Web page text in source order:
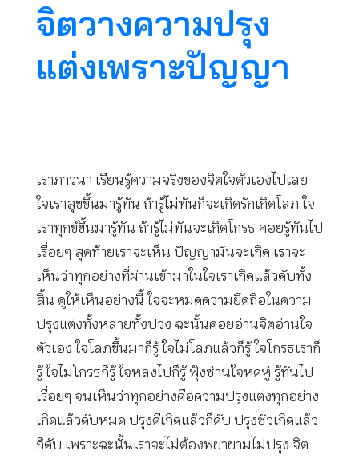
จิตวางความปรุง
แต่งเพราะปัญญา
เราภาวนา เรียนรู้ความจริงของจิตใจตัวเองไปเลย
ใจเราสุขขึ้นมารู้ทัน ถ้ารู้ไม่ทันก็จะเกิดรักเกิดโลภ ใจ
เราทุกข์ขึ้นมารู้ทัน ถ้ารู้ไม่ทันจะเกิดโกรธ คอยรู้ทันไป
เรื่อยๆ สุดท้ายเราจะเห็น ปัญญามันจะเกิด เราจะ
เห็นว่าทุกอย่างที่ผ่านเข้ามาในใจเราเกิดแล้วดับทั้ง
สิ้น ดูให้เห็นอย่างนี้ ใจจะหมดความยึดถือในความ
ปรุงแต่งทั้งหลายทั้งปวง ฉะนั้นคอยอ่านจิตอ่านใจ
ตัวเอง ใจโลภขึ้นมาก็รู้ ใจไม่โลภแล้วก็รู้ ใจโกรธเราก็
รู้ ใจไม่โกรธก็รู้ ใจหลงไปก็รู้ ฟุ้งซ่านใจหดหู่ รู้ทันไป
เรื่อยๆ จนเห็นว่าทุกอย่างคือความปรุงแต่งทุกอย่าง
เกิดแล้วดับหมด ปรุงดีเกิดแล้วก็ดับ ปรุงชั่วเกิดแล้ว
ก็ดับ เพราะฉะนั้นเราจะไม่ต้องพยายามไม่ปรุง จิต